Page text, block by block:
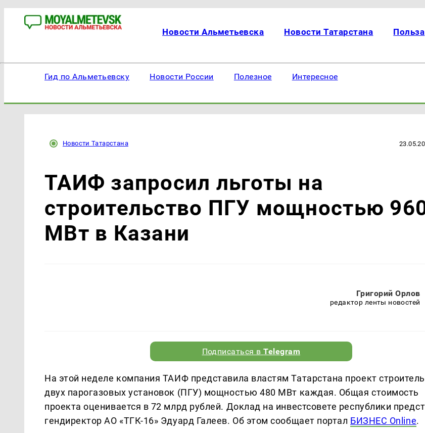
Новости Альметьевска Новости Татарстана Польза
Гид по Альметьевску Новости России Полезное Интересное
Новости Татарстана
ТАИФ запросил льготы на
строительство ПГУ мощностью
МВт в Казани
Григорий Орлов
редактор ленты новостей
Подписаться вTelegram
На этой неделе компания ТАИФ представила властям Татарстана проект
двух парогазовых установок (ПГУ) мощностью 480 МВт каждая. Общая стоимость
проекта оценивается в 72 млрд рублей. Доклад на инвестсовете республики
гендиректор АО «ТГК-16» Эдуард Галеев. Об этом сообщает портал БИЗНЕС Online.